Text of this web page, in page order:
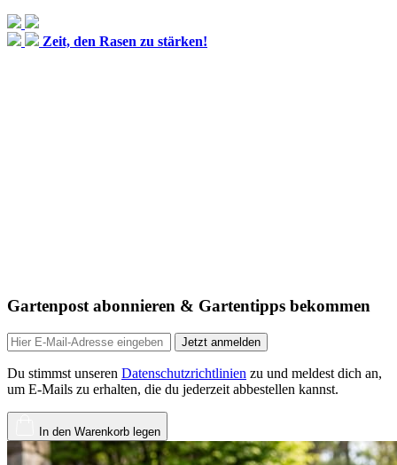
Zeit, den Rasen zu stärken!
Gartenpost abonnieren & Gartentipps bekommen
Jetzt anmelden
Du stimmst unseren Datenschutzrichtlinien zu und meldest dich an,
um E-Mails zu erhalten, die du jederzeit abbestellen kannst.
In den Warenkorb legen